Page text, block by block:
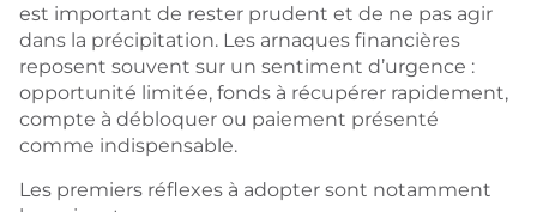
est important de rester prudent et de ne pas agir
dans la précipitation. Les arnaques financières
reposent souvent sur un sentiment d’urgence :
opportunité limitée, fonds à récupérer rapidement,
compte à débloquer ou paiement présenté
comme indispensable.
Les premiers réflexes à adopter sont notamment